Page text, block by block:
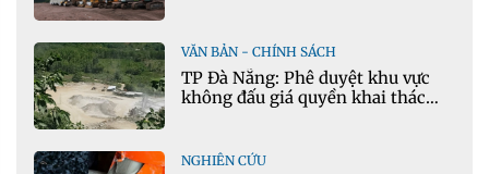
VĂN BẢN - CHÍNH SÁCH
TP Đà Nẵng: Phê duyệt khu vực
không đấu giá quyền khai thác
NGHIÊN CỨU